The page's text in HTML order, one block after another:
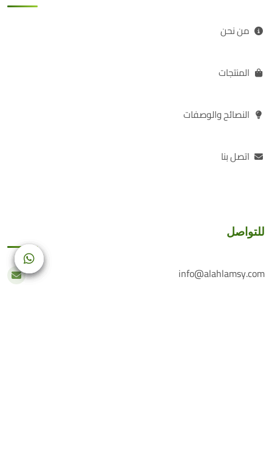
من نحن
المنتجات
النصائح والوصفات
اتصل بنا
للتواصل
info@alahlamsy.com